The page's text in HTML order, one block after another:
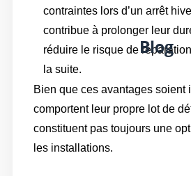
Blog
contraintes lors d’un arrêt
contribue à prolonger leur
réduire le risque de
la suite.
Bien que ces avantages soient
comportent leur propre lot de
constituent pas toujours une
les installations.